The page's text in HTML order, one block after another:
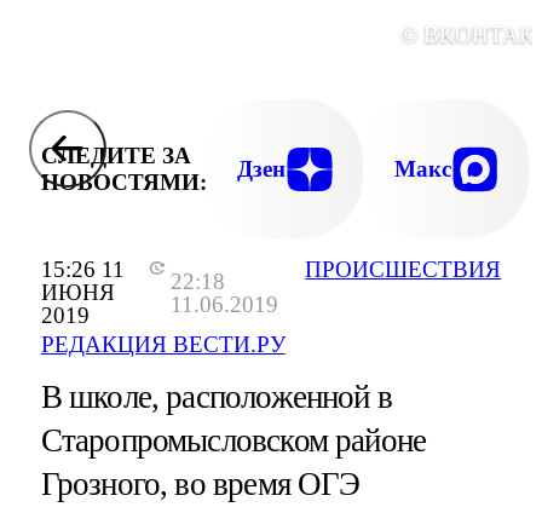
15:26 11
ИЮНЯ
2019
22:18
11.06.2019
РЕДАКЦИЯ ВЕСТИ.РУ
ПРОИСШЕСТВИЯ
©
СЛЕДИТЕ ЗА
НОВОСТЯМИ:
Дзен Макс
В школе, расположенной в
Старопромысловском районе
Грозного, во время ОГЭ